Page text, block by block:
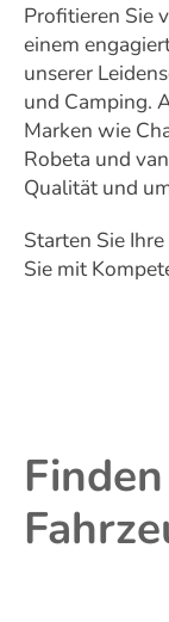
Profitieren Sie
einem
unserer
und Camping.
Marken wie
Robeta und
Qualität und
Starten Sie
Sie mit